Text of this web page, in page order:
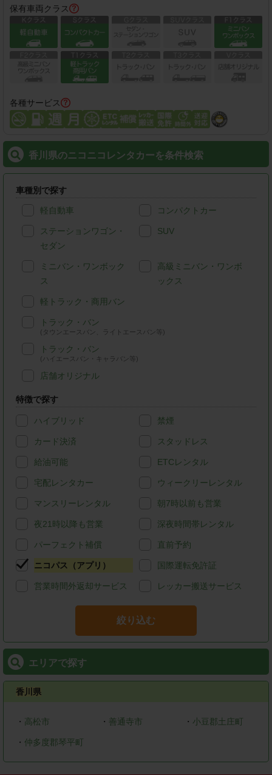
保有車両クラス
各種サービス
香川県のニコニコレンタカーを条件検索
車種別で探す
軽自動車 コンパクトカー
ステーションワゴン・
セダン
SUV
ミニバン・ワンボック
ス
高級ミニバン・ワンボ
ックス
軽トラック・商用バン
トラック・バン
(タウンエースバン、ライトエースバン等)
トラック・バン
(ハイエースバン・キャラバン等)
店舗オリジナル
特徴で探す
ハイブリッド 禁煙
カード決済 スタッドレス
給油可能 ETCレンタル
宅配レンタカー ウィークリーレンタル
マンスリーレンタル 朝7時以前も営業
夜21時以降も営業 深夜時間帯レンタル
パーフェクト補償 直前予約
ニコパス（アプリ） 国際運転免許証
営業時間外返却サービス レッカー搬送サービス
絞り込む
エリアで探す
香川県
・ 高松市 ・ 善通寺市 ・ 小豆郡土庄町
・ 仲多度郡琴平町